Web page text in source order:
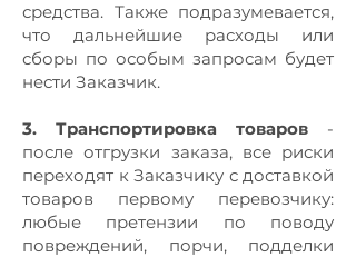
средства. Также подразумевается,
что дальнейшие расходы или
сборы по особым запросам будет
нести Заказчик.
3. Транспортировка товаров -
после отгрузки заказа, все риски
переходят к Заказчику с доставкой
товаров первому перевозчику:
любые претензии по поводу
повреждений, порчи, подделки